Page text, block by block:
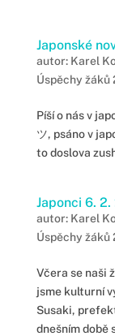
Japonské
autor: Karel
Úspěchy žáků
Píší o nás v
ツ, psáno v
to doslova
Japonci 6. 2.
autor: Karel
Úspěchy žáků
Včera se naši
jsme kulturní
Susaki,
dnešním době